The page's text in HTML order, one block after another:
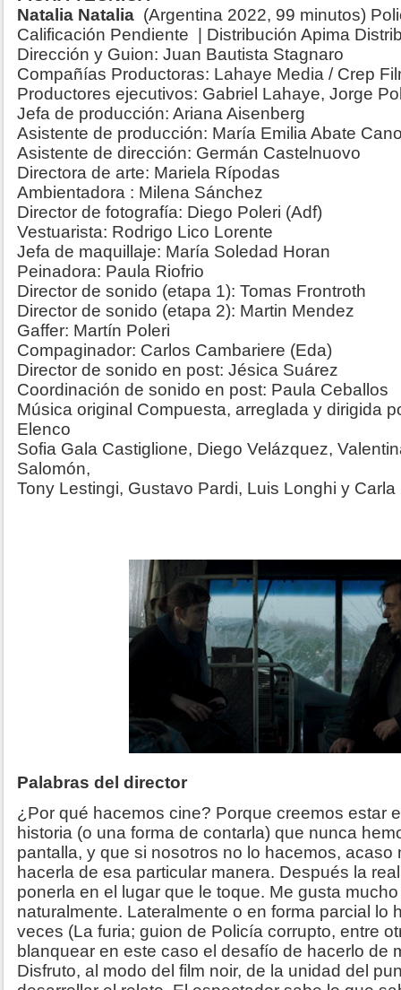
Natalia Natalia (Argentina 2022, 99 minutos)
Calificación Pendiente | Distribución Apima
Dirección y Guion: Juan Bautista Stagnaro
Compañías Productoras: Lahaye Media / Crep
Productores ejecutivos: Gabriel Lahaye, Jorge
Jefa de producción: Ariana Aisenberg
Asistente de producción: María Emilia Abate
Asistente de dirección: Germán Castelnuovo
Directora de arte: Mariela Rípodas
Ambientadora : Milena Sánchez
Director de fotografía: Diego Poleri (Adf)
Vestuarista: Rodrigo Lico Lorente
Jefa de maquillaje: María Soledad Horan
Peinadora: Paula Riofrio
Director de sonido (etapa 1): Tomas Frontroth
Director de sonido (etapa 2): Martin Mendez
Gaffer: Martín Poleri
Compaginador: Carlos Cambariere (Eda)
Director de sonido en post: Jésica Suárez
Coordinación de sonido en post: Paula Ceballos
Música original Compuesta, arreglada y dirigida
Elenco
Sofia Gala Castiglione, Diego Velázquez,
Salomón,
Tony Lestingi, Gustavo Pardi, Luis Longhi y Carla
Palabras del director
¿Por qué hacemos cine? Porque creemos estar
historia (o una forma de contarla) que nunca
pantalla, y que si nosotros no lo hacemos, acaso
hacerla de esa particular manera. Después la
ponerla en el lugar que le toque. Me gusta
naturalmente. Lateralmente o en forma parcial lo
veces (La furia; guion de Policía corrupto, entre
blanquear en este caso el desafío de hacerlo de
Disfruto, al modo del film noir, de la unidad del